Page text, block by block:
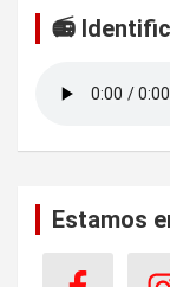
📻
Estamos